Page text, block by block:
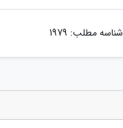
شناسه مطلب: 1979